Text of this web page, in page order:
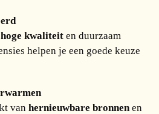
hoge kwaliteit en duurzaam
helpen je een goede keuze
van hernieuwbare bronnenen